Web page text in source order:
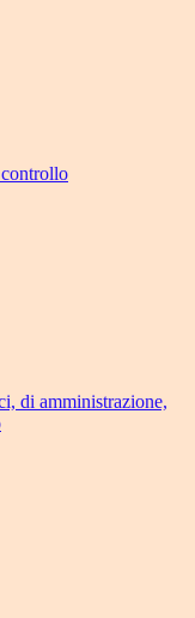
di amministrazione,